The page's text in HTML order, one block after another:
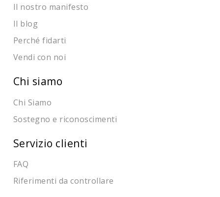
Il nostro manifesto
Il blog
Perché fidarti
Vendi con noi
Chi siamo
Chi Siamo
Sostegno e riconoscimenti
Servizio clienti
FAQ
Riferimenti da controllare